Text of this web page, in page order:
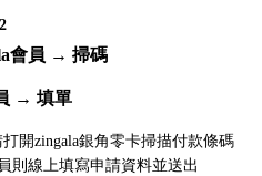
會員 → 掃碼
→ 填單
開zingala銀角零卡掃描付款條碼
則線上填寫申請資料並送出